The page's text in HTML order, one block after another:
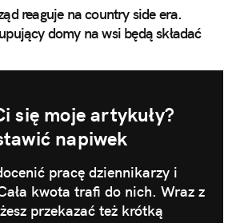
reaguje na country side era.
domy na wsi będą składać
koguta
się moje artykuły?
napiwek
pracę dziennikarzy i
kwota trafi do nich. Wraz z
przekazać też krótką